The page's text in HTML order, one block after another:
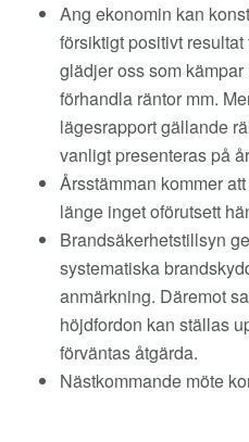
Ang ekonomin kan
försiktigt positivt
glädjer oss som
förhandla räntor mm.
lägesrapport gällande
vanligt presenteras på
Årsstämman kommer
länge inget oförutsett
Brandsäkerhetstillsyn
systematiska
anmärkning. Däremot
höjdfordon kan ställas
förväntas åtgärda.
Nästkommande möte